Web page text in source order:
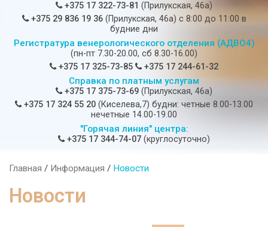
+375 17 322-73-81 (Прилукская, 46а)
+375 29 836 19 36(Прилукская, 46а) c 8:00 до 11:00 в
будние дни
Регистратура венерологического отделения (АДВО4)
(пн-пт 7.30-20.00, сб 8.30-16.00)
+375 17 325-73-85
+375 17 244-61-32
Справка по платным услугам
+375 17 375-73-69 (Прилукская, 46а)
+375 17 324 55 20 (Киселева,7) будни: четные 8.00-13.00
нечетные 14.00-19.00
"Горячая линия" центра:
+375 17 344-74-07 (круглосуточно)
Главная / Информация / Новости
Новости